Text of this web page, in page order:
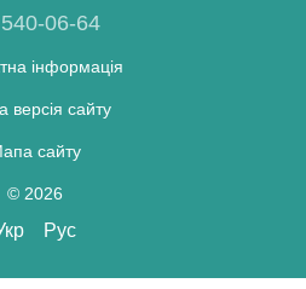
06-64
інформація
версія сайту
сайту
© 2026
Рус